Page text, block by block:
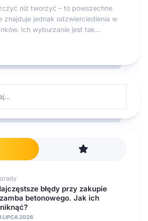
niż tworzyć – to powszechne
znajduje jednak odzwierciedlenia w
Ich wyburzanie jest tak...
błędy przy zakupie
betonowego. Jak ich
LIPCA 2026